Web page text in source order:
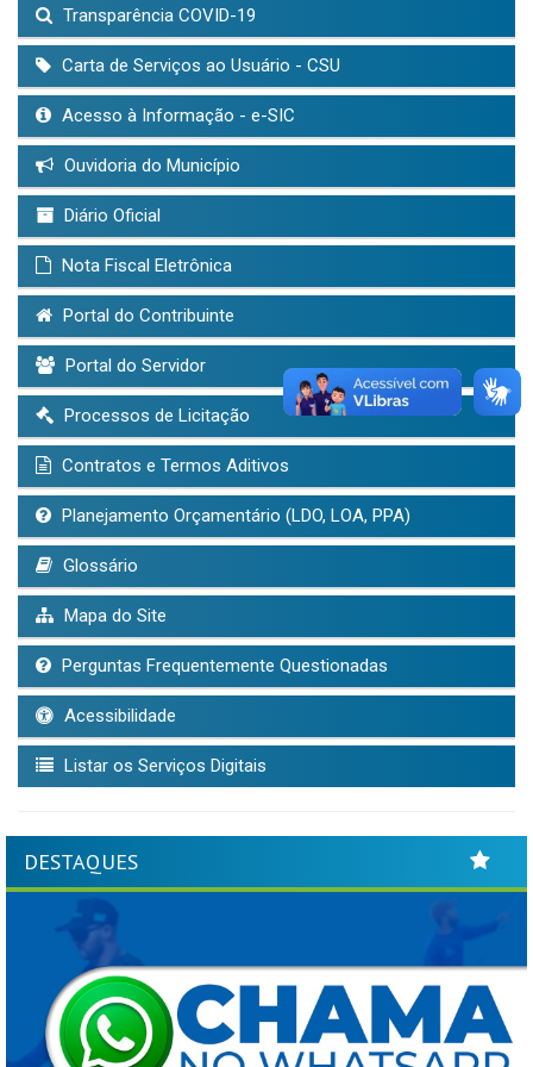
Transparência COVID-19
Carta de Serviços ao Usuário - CSU
Acesso à Informação - e-SIC
Ouvidoria do Município
Diário Oficial
Nota Fiscal Eletrônica
Portal do Contribuinte
Portal do Servidor
Processos de Licitação
Contratos e Termos Aditivos
Planejamento Orçamentário (LDO, LOA, PPA)
Glossário
Mapa do Site
Perguntas Frequentemente Questionadas
Acessibilidade
Listar os Serviços Digitais
DESTAQUES